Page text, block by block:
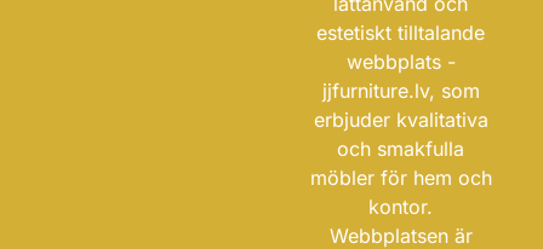
estetiskt tilltalande
webbplats -
jjfurniture.lv, som
erbjuder kvalitativa
och smakfulla
möbler för hem och
kontor.
Webbplatsen är